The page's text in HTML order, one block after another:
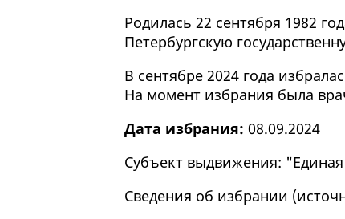
Родилась 22 сентября 1982
Петербургскую
В сентябре 2024 года
На момент избрания была
Дата избрания: 08.09.2024
Субъект выдвижения:
Сведения об избрании (